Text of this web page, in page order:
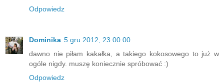
Odpowiedz
Dominika 5 gru 2012, 23:00:00
dawno nie piłam kakałka, a takiego kokosowego to już w
ogóle nigdy. muszę koniecznie spróbować :)
Odpowiedz